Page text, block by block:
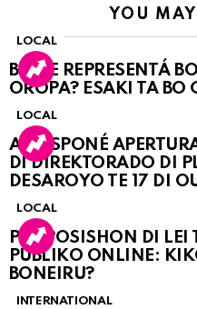
YOU
LOCAL
BO KE REPRESENTÁ
OROPA? ESAKI TA BO
LOCAL
A POSPONÉ
DI DIREKTORADO DI
DESAROYO TE 17 DI
LOCAL
PROPOSISHON DI LEI
PÚBLIKO ONLINE:
BONEIRU?
INTERNATIONAL